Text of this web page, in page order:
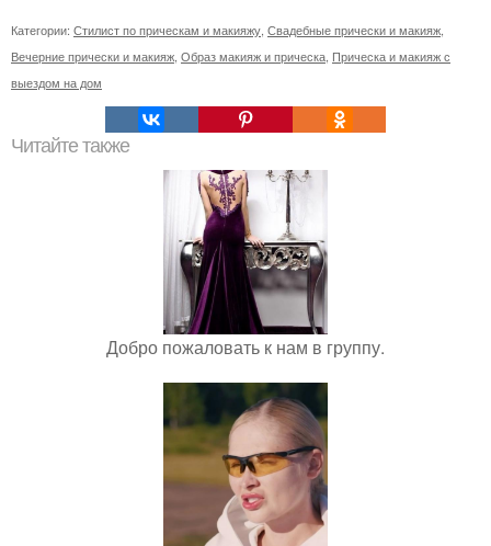
Категории: Стилист по прическам и макияжу Свадебные прически и макияж
Вечерние прически и макияж Образ макияж и прическа Прическа и макияж с
выездом на дом
Читайте также
Добро пожаловать к нам в группу.